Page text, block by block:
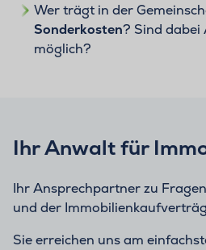
Wer trägt in der
Sonderkosten? Sind dabei
möglich?
Ihr Anwalt für
Ihr Ansprechpartner zu
und der
Sie erreichen uns am